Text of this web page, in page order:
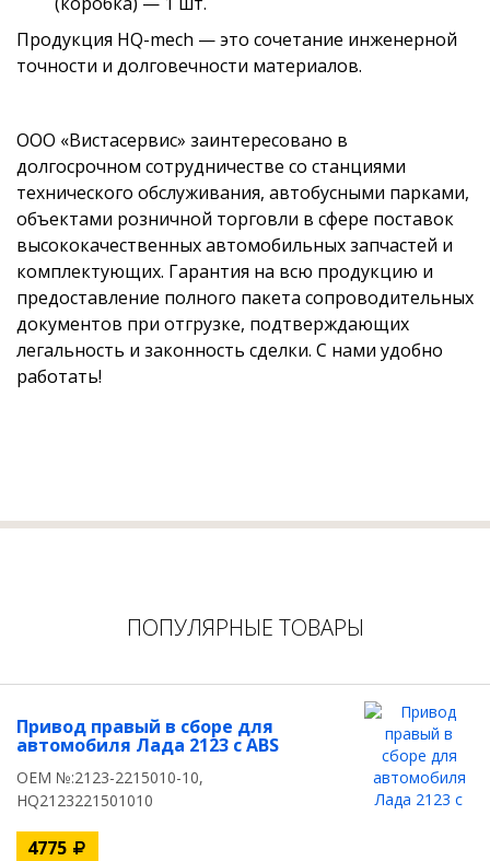
Продукция HQ-mech — это сочетание инженерной
точности и долговечности материалов.
ООО «Вистасервис» заинтересовано в
долгосрочном сотрудничестве со станциями
технического обслуживания, автобусными парками,
объектами розничной торговли в сфере поставок
высококачественных автомобильных запчастей и
комплектующих. Гарантия на всю продукцию и
предоставление полного пакета сопроводительных
документов при отгрузке, подтверждающих
легальность и законность сделки. С нами удобно
работать!
ПОПУЛЯРНЫЕ ТОВАРЫ
Привод правый в сборе для
автомобиля Лада 2123 c ABS
OEM №:2123-2215010-10,
HQ2123221501010
4775